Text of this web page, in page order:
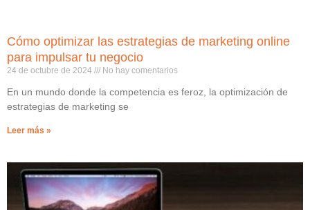
Cómo optimizar las estrategias de marketing online
para impulsar tu negocio
24 de octubre de 2024 No hay comentarios
En un mundo donde la competencia es feroz, la optimización de
estrategias de marketing se
Leer más »